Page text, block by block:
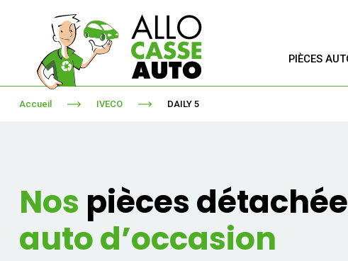
PIÈCES
Accueil IVECO DAILY 5
Nos pièces
auto d’occasion